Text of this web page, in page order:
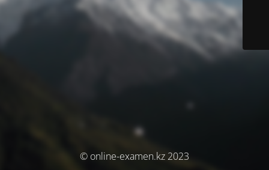
© online-examen.kz 2023